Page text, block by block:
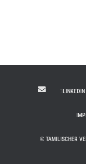
LINKEDIN
© TAMILISCHER